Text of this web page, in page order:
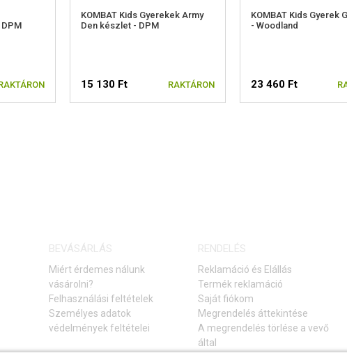
KOMBAT Kids Gyerekek Army
Den készlet - DPM
15 130 Ft RAKTÁRON
KOMBAT Kids Gyerek
- Woodland
23 460 Ft
BEVÁSÁRLÁS
Miért érdemes nálunk
vásárolni?
Felhasználási feltételek
Személyes adatok
védelmények feltételei
RENDELÉS
Reklamáció és Elállás
Termék reklamáció
Saját fiókom
Megrendelés áttekintése
A megrendelés törlése a vevő
által